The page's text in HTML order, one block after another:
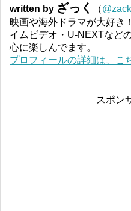
written by ざっく （
映画や海外ドラマが大好き
イムビデオ・U-NEXTなど
心に楽しんでます。
プロフィールの詳細は、こ
スポン